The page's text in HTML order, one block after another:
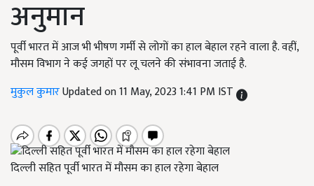
अनुमान
पूर्वी भारत में आज भी भीषण गर्मी से लोगों का हाल बेहाल रहने वाला है. वहीं,
मौसम विभाग ने कई जगहों पर लू चलने की संभावना जताई है.
मुकुल कुमारUpdated on 11 May, 2023 1:41 PM IST
दिल्ली सहित पूर्वी भारत में मौसम का हाल रहेगा बेहाल